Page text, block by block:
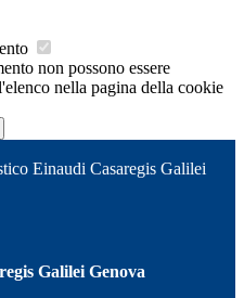
non possono essere
nella pagina della cookie
Einaudi Casaregis Galilei
Galilei Genova